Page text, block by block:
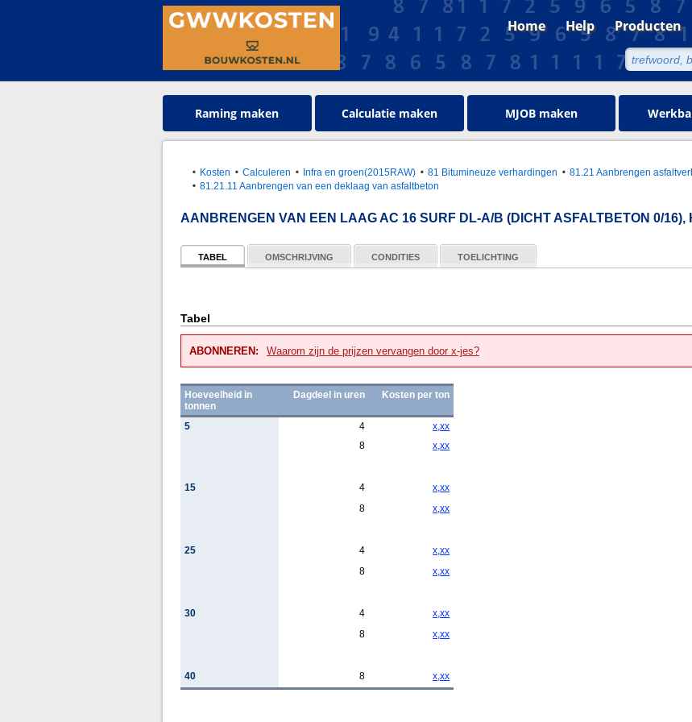
Home Help Producten
Raming maken Calculatie maken MJOB maken
Kosten Calculeren Infra en groen(2015RAW) 81 Bitumineuze verhardingen
81.21 Aanbrengen
81.21.11 Aanbrengen van een deklaag van asfaltbeton
AANBRENGEN VAN EEN LAAG AC 16 SURF DL-A/B (DICHT ASFALTBETON 0/16),
TABEL OMSCHRIJVING CONDITIES
TOELICHTING
Tabel
ABONNEREN: Waarom zijn de prijzen vervangen door x-jes?
Hoeveelheid in
tonnen
Dagdeel in uren Kosten per ton
5 4
x,xx
8
x,xx
15 4
x,xx
8
x,xx
25 4
x,xx
8
x,xx
30 4
x,xx
8
x,xx
40 8 x,xx